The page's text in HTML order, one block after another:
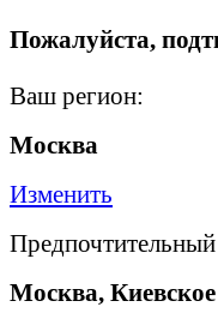
Пожалуйста,
Ваш регион:
Москва
Изменить
Предпочтительный
Москва,